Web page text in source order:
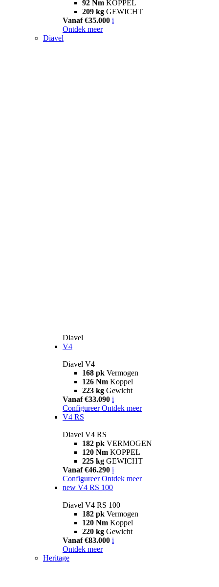
92 Nm KOPPEL
209 kg GEWICHT
Vanaf €35.000 i
Ontdek meer
Diavel
Diavel
V4
Diavel V4
168 pk Vermogen
126 Nm Koppel
223 kg Gewicht
Vanaf €33.090 i
Configureer Ontdek meer
V4 RS
Diavel V4 RS
182 pk VERMOGEN
120 Nm KOPPEL
225 kg GEWICHT
Vanaf €46.290 i
Configureer Ontdek meer
new V4 RS 100
Diavel V4 RS 100
182 pk Vermogen
120 Nm Koppel
220 kg Gewicht
Vanaf €83.000 i
Ontdek meer
Heritage